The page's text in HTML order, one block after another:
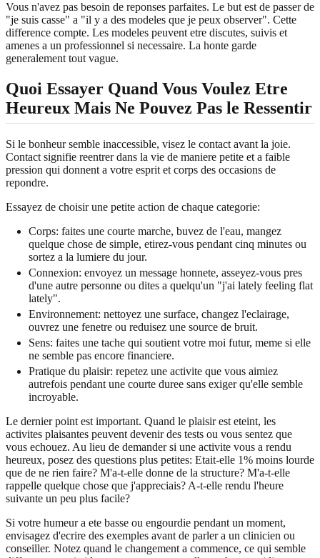
Vous n'avez pas besoin de reponses parfaites. Le but est de passer de
"je suis casse" a "il y a des modeles que je peux observer". Cette
difference compte. Les modeles peuvent etre discutes, suivis et
amenes a un professionnel si necessaire. La honte garde
generalement tout vague.
Quoi Essayer Quand Vous Voulez Etre
Heureux Mais Ne Pouvez Pas le Ressentir
Si le bonheur semble inaccessible, visez le contact avant la joie.
Contact signifie reentrer dans la vie de maniere petite et a faible
pression qui donnent a votre esprit et corps des occasions de
repondre.
Essayez de choisir une petite action de chaque categorie:
Corps: faites une courte marche, buvez de l'eau, mangez
quelque chose de simple, etirez-vous pendant cinq minutes ou
sortez a la lumiere du jour.
Connexion: envoyez un message honnete, asseyez-vous pres
d'une autre personne ou dites a quelqu'un "j'ai lately feeling flat
lately".
Environnement: nettoyez une surface, changez l'eclairage,
ouvrez une fenetre ou reduisez une source de bruit.
Sens: faites une tache qui soutient votre moi futur, meme si elle
ne semble pas encore financiere.
Pratique du plaisir: repetez une activite que vous aimiez
autrefois pendant une courte duree sans exiger qu'elle semble
incroyable.
Le dernier point est important. Quand le plaisir est eteint, les
activites plaisantes peuvent devenir des tests ou vous sentez que
vous echouez. Au lieu de demander si une activite vous a rendu
heureux, posez des questions plus petites: Etait-elle 1% moins lourde
que de ne rien faire? M'a-t-elle donne de la structure? M'a-t-elle
rappelle quelque chose que j'appreciais? A-t-elle rendu l'heure
suivante un peu plus facile?
Si votre humeur a ete basse ou engourdie pendant un moment,
envisagez d'ecrire des exemples avant de parler a un clinicien ou
conseiller. Notez quand le changement a commence, ce qui semble